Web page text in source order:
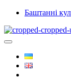
Баштанні